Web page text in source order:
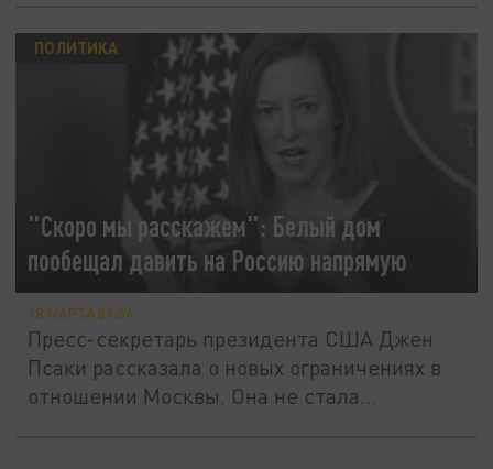
"Скоро мы расскажем": Белый дом
пообещал давить на Россию напрямую
ПОЛИТИКА
18 МАРТА 01:54
Пресс-секретарь президента США Джен
Псаки рассказала о новых ограничениях в
отношении Москвы. Она не стала...